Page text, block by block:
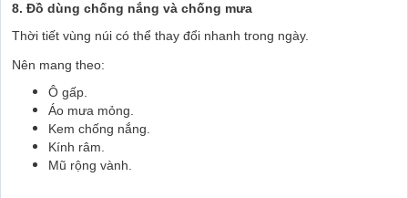
8. Đồ dùng chống nắng và chống mưa
Thời tiết vùng núi có thể thay đổi nhanh trong ngày.
Nên mang theo:
Ô gấp.
Áo mưa mỏng.
Kem chống nắng.
Kính râm.
Mũ rộng vành.